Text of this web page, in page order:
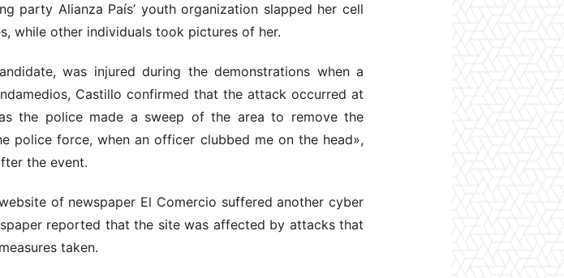
party Alianza País’ youth organization slapped her cell
while other individuals took pictures of her.
was injured during the demonstrations when a
Castillo confirmed that the attack occurred at
the police made a sweep of the area to remove the
police force, when an officer clubbed me on the head»,
the event.
of newspaper El Comercio suffered another cyber
reported that the site was affected by attacks that
taken.